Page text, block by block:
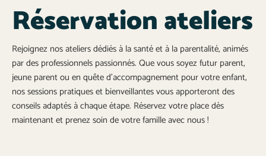
Réservation ateliers
Rejoignez nos ateliers dédiés à la santé et à la parentalité, animés
par des professionnels passionnés. Que vous soyez futur parent,
jeune parent ou en quête d’accompagnement pour votre enfant,
nos sessions pratiques et bienveillantes vous apporteront des
conseils adaptés à chaque étape. Réservez votre place dès
maintenant et prenez soin de votre famille avec nous !